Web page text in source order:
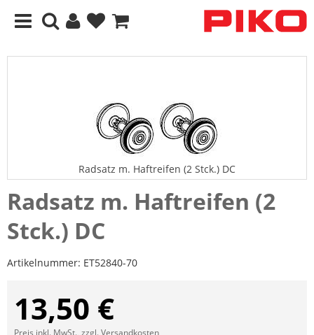
Radsatz m. Haftreifen (2 Stck.) DC
Radsatz m. Haftreifen (2
Stck.) DC
Artikelnummer: ET52840-70
13,50 €
Preis inkl. MwSt., zzgl.Versandkosten